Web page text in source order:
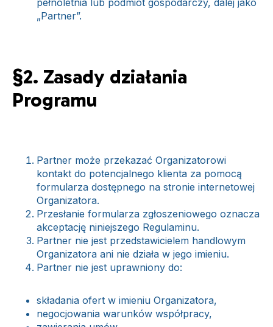
pełnoletnia lub podmiot gospodarczy, dalej jako
„Partner”.
§2. Zasady działania
Programu
Partner może przekazać Organizatorowi
kontakt do potencjalnego klienta za pomocą
formularza dostępnego na stronie internetowej
Organizatora.
Przesłanie formularza zgłoszeniowego oznacza
akceptację niniejszego Regulaminu.
Partner nie jest przedstawicielem handlowym
Organizatora ani nie działa w jego imieniu.
Partner nie jest uprawniony do:
składania ofert w imieniu Organizatora,
negocjowania warunków współpracy,